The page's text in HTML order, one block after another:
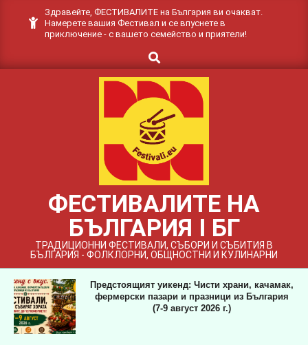
Здравейте, ФЕСТИВАЛИТЕ на България ви очакват.
Намерете вашия Фестивал и се впуснете в
приключение - с вашето семейство и приятели!
Search
ФЕСТИВАЛИТЕ НА
БЪЛГАРИЯ I БГ
ТРАДИЦИОННИ ФЕСТИВАЛИ, СЪБОРИ И СЪБИТИЯ В
БЪЛГАРИЯ - ФОЛКЛОРНИ, ОБЩНОСТНИ И КУЛИНАРНИ
Предстоящият уикенд: Чисти храни, качамак,
фермерски пазари и празници из България
(7-9 август 2026 г.)